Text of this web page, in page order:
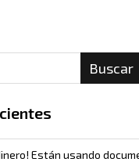
Buscar
Están usando